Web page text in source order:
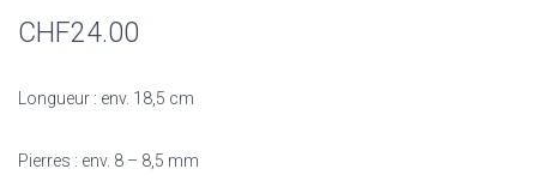
CHF24.00
Longueur : env. 18,5 cm
Pierres : env. 8 – 8,5 mm